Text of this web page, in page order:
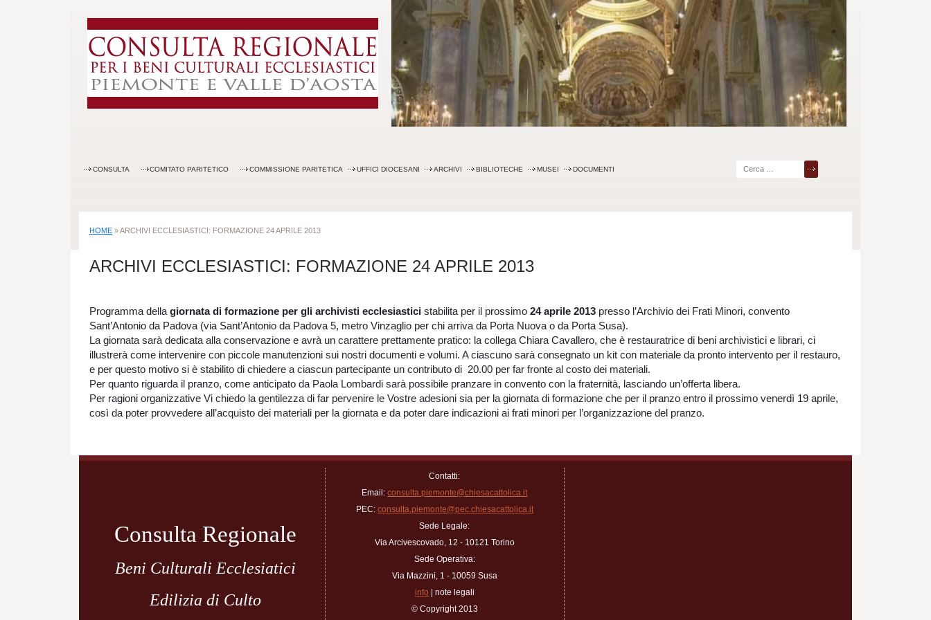
to
content
CONSULTA COMITATO PARITETICO COMMISSIONE PARITETICA UFFICI DIOCESANI ARCHIVI BIBLIOTECHE MUSEI DOCUMENTI
Ricerca
HOME »ARCHIVI ECCLESIASTICI: FORMAZIONE 24 APRILE 2013
ARCHIVI ECCLESIASTICI: FORMAZIONE 24 APRILE 2013
Programma della giornata di formazione per gli archivisti ecclesiastici stabilita per il prossimo 24 aprile 2013 presso l’Archivio dei Frati Minori, convento
Sant’Antonio da Padova (via Sant’Antonio da Padova 5, metro Vinzaglio per chi arriva da Porta Nuova o da Porta Susa).
La giornata sarà dedicata alla conservazione e avrà un carattere prettamente pratico: la collega Chiara Cavallero, che è restauratrice di beni archivistici e librari, ci
illustrerà come intervenire con piccole manutenzioni sui nostri documenti e volumi. A ciascuno sarà consegnato un kit con materiale da pronto intervento per il restauro,
e per questo motivo si è stabilito di chiedere a ciascun partecipante un contributo di  20.00 per far fronte al costo dei materiali.
Per quanto riguarda il pranzo, come anticipato da Paola Lombardi sarà possibile pranzare in convento con la fraternità, lasciando un’offerta libera.
Per ragioni organizzative Vi chiedo la gentilezza di far pervenire le Vostre adesioni sia per la giornata di formazione che per il pranzo entro il prossimo venerdì 19 aprile,
così da poter provvedere all’acquisto dei materiali per la giornata e da poter dare indicazioni ai frati minori per l’organizzazione del pranzo.
Navigazione
Consulta Regionale
Beni Culturali Ecclesiatici
Edilizia di Culto
Contatti:
Email:consulta.piemonte@chiesacattolica.it
PEC: consulta.piemonte@pec.chiesacattolica.it
Sede Legale:
Via Arcivescovado, 12 - 10121 Torino
Sede Operativa:
Via Mazzini, 1 - 10059 Susa
info | note legali
© Copyright 2013